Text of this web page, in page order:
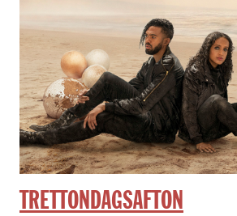
TRETTONDAGSAFTON